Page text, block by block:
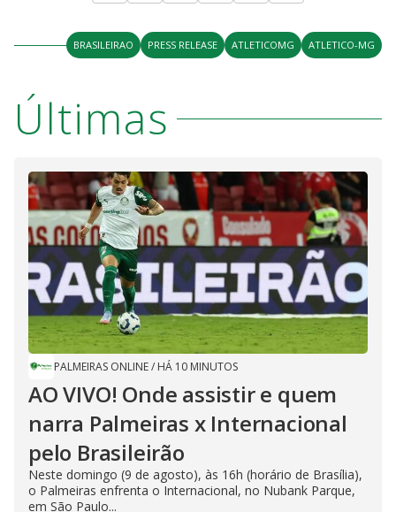
BRASILEIRAO PRESS RELEASE ATLETICOMG ATLETICO-MG
Últimas
PALMEIRAS ONLINE/ HÁ 10 MINUTOS
AO VIVO! Onde assistir e quem
narra Palmeiras x Internacional
pelo Brasileirão
Neste domingo (9 de agosto), às 16h (horário de Brasília),
o Palmeiras enfrenta o Internacional, no Nubank Parque,
em São Paulo...